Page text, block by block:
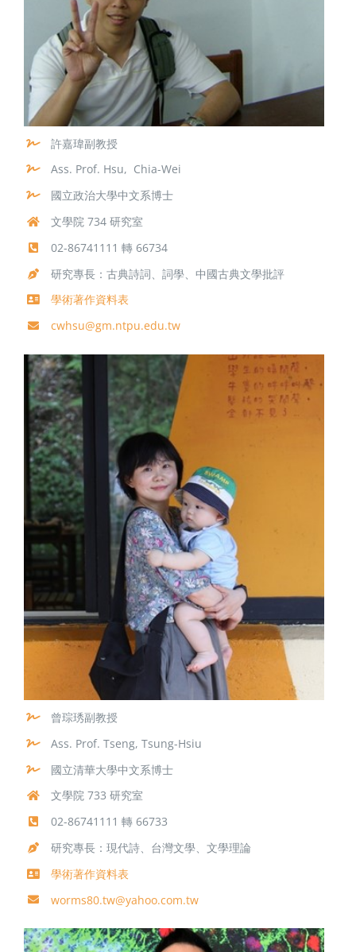
許嘉瑋副教授
Ass. Prof. Hsu, Chia-Wei
國立政治大學中文系博士
文學院 734 研究室
02-86741111 轉 66734
研究專長：古典詩詞、詞學、中國古典文學批評
學術著作資料表
cwhsu@gm.ntpu.edu.tw
曾琮琇副教授
Ass. Prof. Tseng, Tsung-Hsiu
國立清華大學中文系博士
文學院 733 研究室
02-86741111 轉 66733
研究專長：現代詩、台灣文學、文學理論
學術著作資料表
worms80.tw@yahoo.com.tw